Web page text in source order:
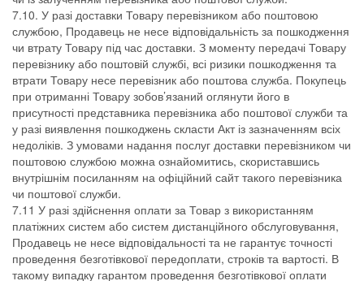
7.10. У разі доставки Товару перевізником або поштовою
службою, Продавець не несе відповідальність за пошкодження
чи втрату Товару під час доставки. З моменту передачі Товару
перевізнику або поштовій службі, всі ризики пошкодження та
втрати Товару несе перевізник або поштова служба. Покупець
при отриманні Товару зобов’язаний оглянути його в
присутності представника перевізника або поштової служби та
у разі виявлення пошкоджень скласти Акт із зазначенням всіх
недоліків. З умовами надання послуг доставки перевізником чи
поштовою службою можна ознайомитись, скориставшись
внутрішнім посиланням на офіційний сайт такого перевізника
чи поштової служби.
7.11 У разі здійснення оплати за Товар з використанням
платіжних систем або систем дистанційного обслуговування,
Продавець не несе відповідальності та не гарантує точності
проведення безготівкової передоплати, строків та вартості. В
такому випадку гарантом проведення безготівкової оплати